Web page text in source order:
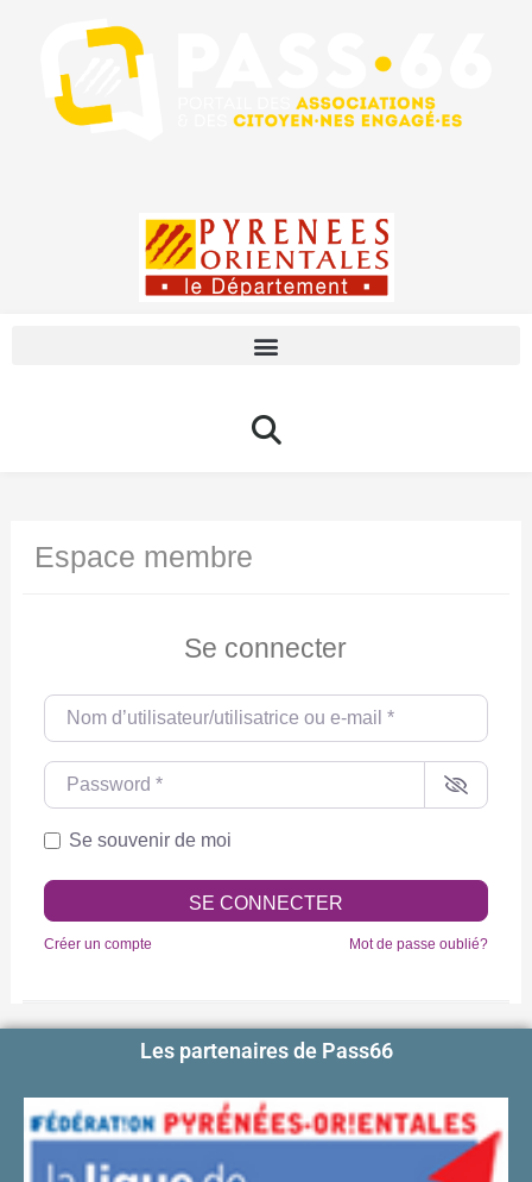
Espace membre
Se connecter
Nom d’utilisateur/utilisatrice ou e-mail
Password
Se souvenir de moi
SE CONNECTER
Créer un compte Mot de passe oublié?
Les partenaires de Pass66